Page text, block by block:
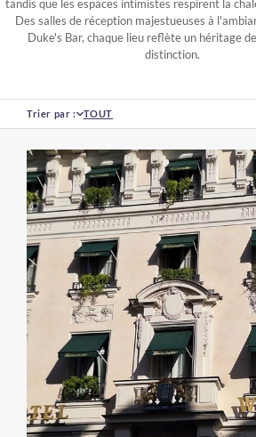
tandis que les espaces intimistes respirent la
Des salles de réception majestueuses à
Duke's Bar, chaque lieu reflète un héritage
distinction.
Trier par : TOUT